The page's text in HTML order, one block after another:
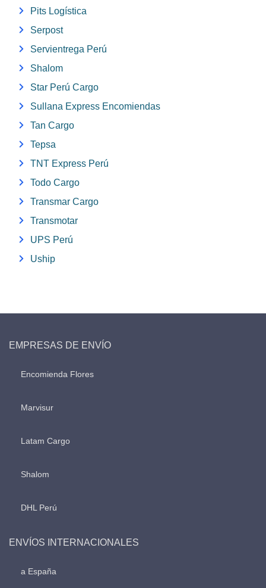
Pits Logística
Serpost
Servientrega Perú
Shalom
Star Perú Cargo
Sullana Express Encomiendas
Tan Cargo
Tepsa
TNT Express Perú
Todo Cargo
Transmar Cargo
Transmotar
UPS Perú
Uship
EMPRESAS DE ENVÍO
Encomienda Flores
Marvisur
Latam Cargo
Shalom
DHL Perú
ENVÍOS INTERNACIONALES
a España